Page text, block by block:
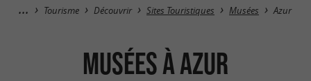
Tourisme Découvrir Sites Touristiques Musées Azur
Musées à Azur